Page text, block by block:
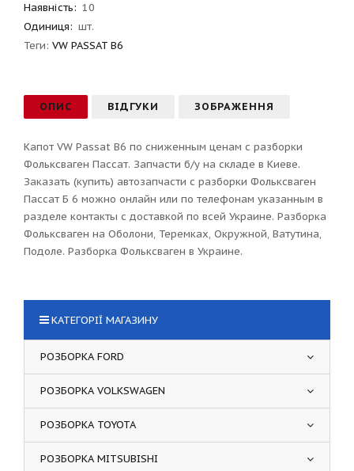
Наявність: 10
Одиниця: шт.
Теги: VW PASSAT B6
ОПИС ВІДГУКИ ЗОБРАЖЕННЯ
Капот VW Passat B6 по сниженным ценам с разборки
Фольксваген Пассат. Запчасти б/у на складе в Киеве.
Заказать (купить) автозапчасти с разборки Фольксваген
Пассат Б 6 можно онлайн или по телефонам указанным в
разделе контакты с доставкой по всей Украине. Разборка
Фольксваген на Оболони, Теремках, Окружной, Ватутина,
Подоле. Разборка Фольксваген в Украине.
КАТЕГОРІЇ МАГАЗИНУ
РОЗБОРКА FORD
РОЗБОРКА VOLKSWAGEN
РОЗБОРКА TOYOTA
РОЗБОРКА MITSUBISHI